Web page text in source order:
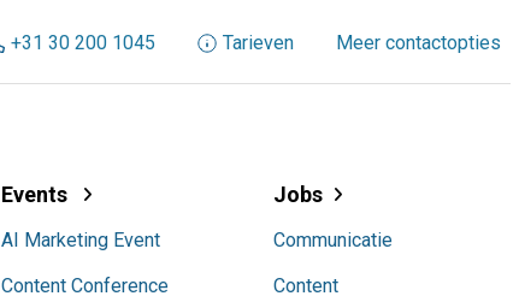
+31 30 200 1045 Tarieven Meer contactopties
Events
AI Marketing Event
Content Conference
Jobs
Communicatie
Content